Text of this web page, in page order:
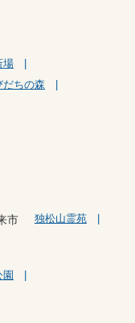
場
だちの森
市 独松山霊苑